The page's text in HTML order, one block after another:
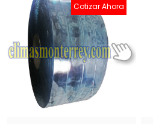
Cotizar Ahora